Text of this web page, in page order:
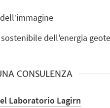
dell'energia
CONSULENZA
Laboratorio Lagirn